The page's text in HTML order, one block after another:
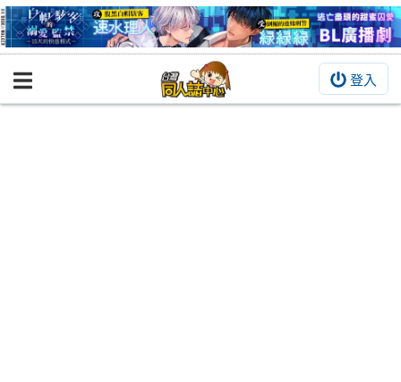
登入
BOOKY書集倉庫